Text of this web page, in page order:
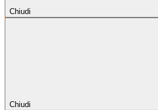
Chiudi
Chiudi